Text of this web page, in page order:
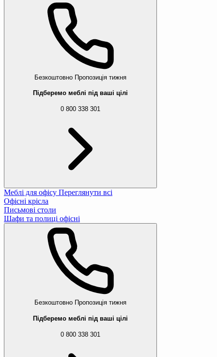
Безкоштовно Пропозиція тижня
Підберемо меблі під ваші цілі
0 800 338 301
Меблі для офісу Переглянути всі
Офісні крісла
Письмові столи
Шафи та полиці офісні
Безкоштовно Пропозиція тижня
Підберемо меблі під ваші цілі
0 800 338 301